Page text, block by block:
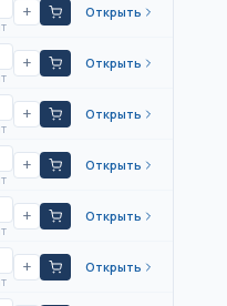
+ Открыть
+ Открыть
+ Открыть
+ Открыть
+ Открыть
+ Открыть